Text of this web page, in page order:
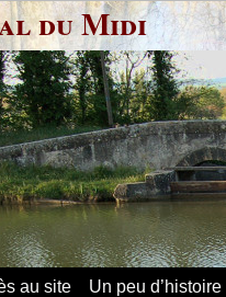
du Midi
au site Un peu d’histoire